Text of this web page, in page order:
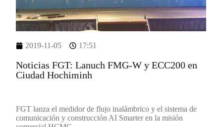
2019-11-05 17:51
Noticias FGT: Lanuch FMG-W y ECC200 en
Ciudad Hochiminh
FGT lanza el medidor de flujo inalámbrico y el sistema de
comunicación y construcción AI Smarter en la misión